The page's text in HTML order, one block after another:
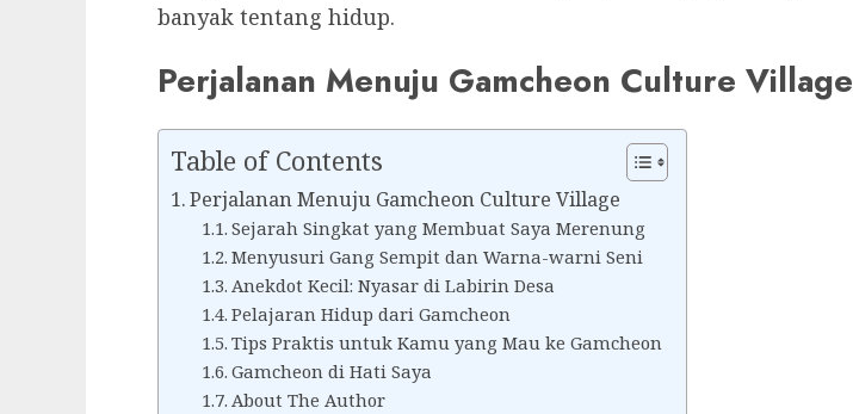
banyak tentang hidup.
Perjalanan Menuju Gamcheon Culture Village
Table of Contents
Perjalanan Menuju Gamcheon Culture Village
Sejarah Singkat yang Membuat Saya Merenung
Menyusuri Gang Sempit dan Warna-warni Seni
Anekdot Kecil: Nyasar di Labirin Desa
Pelajaran Hidup dari Gamcheon
Tips Praktis untuk Kamu yang Mau ke Gamcheon
Gamcheon di Hati Saya
About The Author